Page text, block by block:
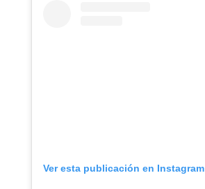
Ver esta publicación en Instagram